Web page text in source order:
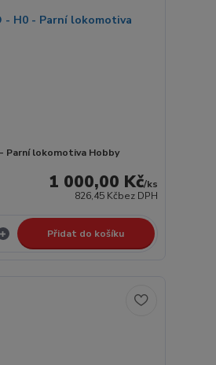
- Parní lokomotiva Hobby
1 000,00 Kč/ks
826,45 Kčbez DPH
Přidat do košíku